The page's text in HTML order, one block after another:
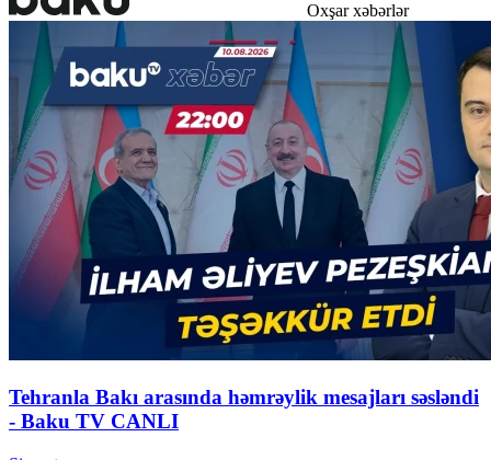
Oxşar xəbərlər
Tehranla Bakı arasında həmrəylik mesajları səsləndi
- Baku TV CANLI